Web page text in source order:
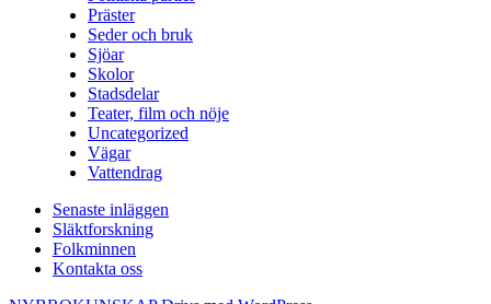
Präster
Seder och bruk
Sjöar
Skolor
Stadsdelar
Teater, film och nöje
Uncategorized
Vägar
Vattendrag
Senaste inläggen
Släktforskning
Folkminnen
Kontakta oss